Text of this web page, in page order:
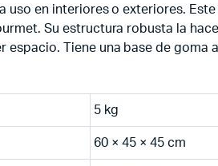
en interiores o exteriores.
Su estructura robusta la
Tiene una base de
5 kg
60 × 45 × 45 cm